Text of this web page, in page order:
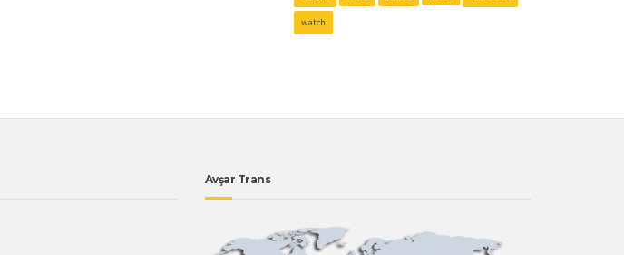
watch
Avşar Trans